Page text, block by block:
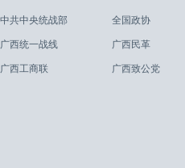
中共中央统战部 全国政协
广西统一战线 广西民革
广西工商联 广西致公党